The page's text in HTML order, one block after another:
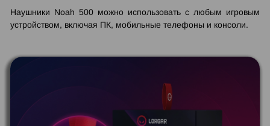
Наушники Noah 500 можно использовать с любым игровым
устройством, включая ПК, мобильные телефоны и консоли.